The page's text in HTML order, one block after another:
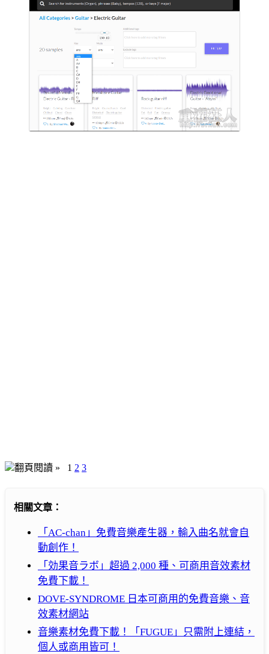
翻頁閱讀 » 1 2 3
相關文章：
「AC-chan」免費音樂產生器，輸入曲名就會自
動創作！
「効果音ラボ」超過 2,000 種、可商用音效素材
免費下載！
DOVE-SYNDROME 日本可商用的免費音樂、音
效素材網站
音樂素材免費下載！「FUGUE」只需附上連結，
個人或商用皆可！